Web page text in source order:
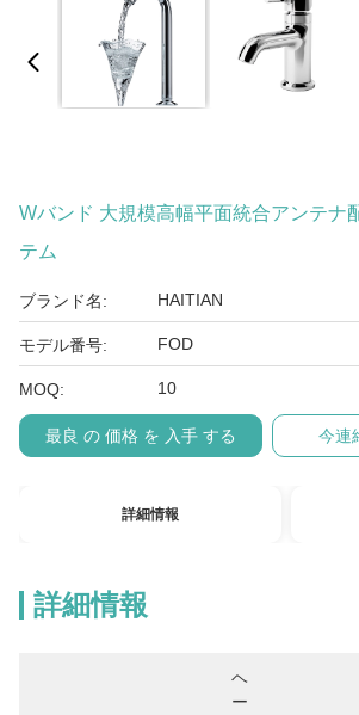
Wバンド 大規模高幅平面統合アンテナ
テム
ブランド名: HAITIAN
モデル番号: FOD
MOQ: 10
最良 の 価格 を 入手 する 今連
詳細情報
詳細情報
ヘ
ー